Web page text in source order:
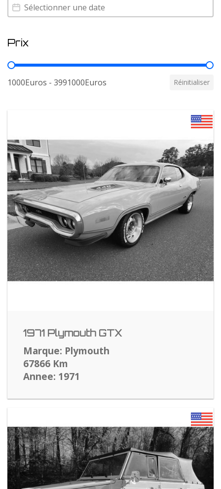
Annee
Annee
Prix
Prix
1000Euros - 3991000Euros Réinitialiser
1971 Plymouth GTX
Marque: Plymouth
67866 Km
Annee: 1971